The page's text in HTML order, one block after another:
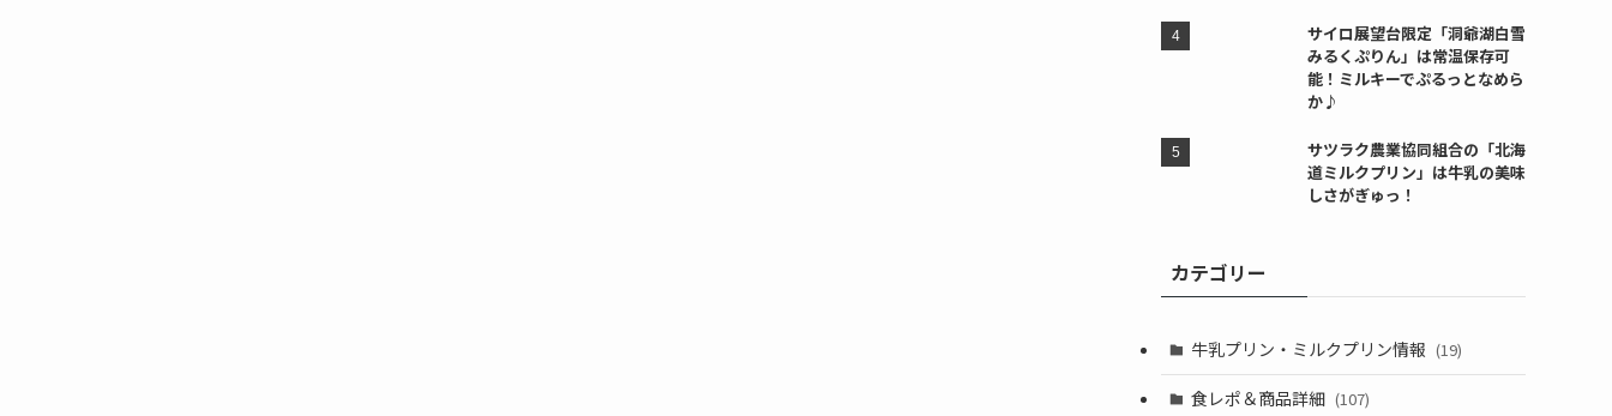
サイロ展望台限定「洞爺湖白雪
みるくぷりん」は常温保存可
能！ミルキーでぷるっとなめら
か♪
サツラク農業協同組合の「北海
道ミルクプリン」は牛乳の美味
しさがぎゅっ！
カテゴリー
牛乳プリン・ミルクプリン情報 (19)
食レポ＆商品詳細 (107)